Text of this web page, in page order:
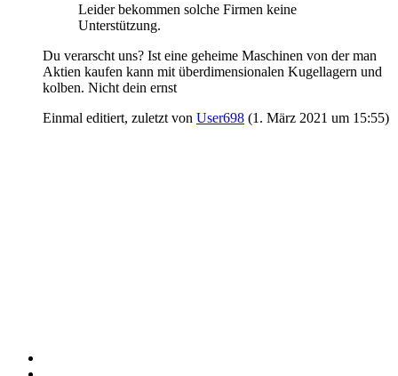
Leider bekommen solche Firmen keine
Unterstützung.
Du verarscht uns? Ist eine geheime Maschinen von der man
Aktien kaufen kann mit überdimensionalen Kugellagern und
kolben. Nicht dein ernst
Einmal editiert, zuletzt von User698 (1. März 2021 um 15:55)